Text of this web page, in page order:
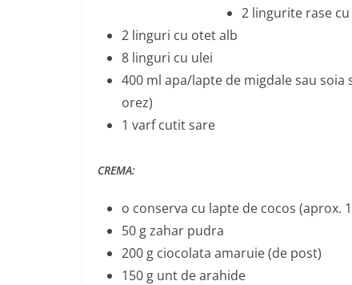
2 lingurite rase
2 linguri cu otet alb
8 linguri cu ulei
400 ml apa/lapte de migdale sau
orez)
1 varf cutit sare
CREMA:
o conserva cu lapte de cocos (aprox.
50 g zahar pudra
200 g ciocolata amaruie (de post)
150 g unt de arahide